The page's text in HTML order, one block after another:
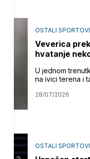
OSTALI SPORTOVI
Veverica
hvatanje
U jednom
na ivici terena i
28/07/2026
OSTALI SPORTOVI